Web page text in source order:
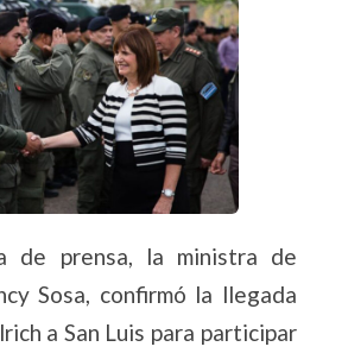
de prensa, la ministra de
Sosa, confirmó la llegada
a San Luis para participar